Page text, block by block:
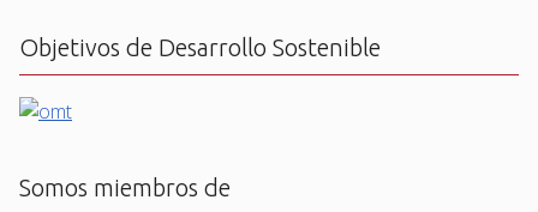
Objetivos de Desarrollo Sostenible
Somos miembros de